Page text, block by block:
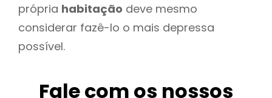
própria habitação deve mesmo
considerar fazê-lo o mais depressa
possível.
Fale com os nossos